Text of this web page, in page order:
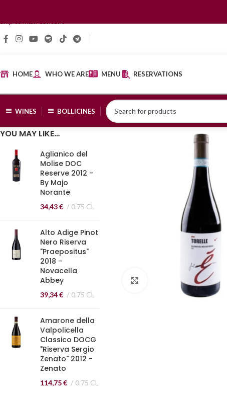
HOME WHO WE ARE MENU RESERVATIONS
WINES BOLLICINES
YOU MAY LIKE…
Aglianico del
Molise DOC
Reserve 2012 -
By Majo
Norante
34,43€ 0.75 CL
Alto Adige Pinot
Nero Riserva
"Praepositus"
2018 -
Novacella
Abbey
39,34€ 0.75 CL
Amarone della
Valpolicella
Classico DOCG
"Riserva Sergio
Zenato" 2012 -
Zenato
114,75€ 0.75 CL
Click to enlarge